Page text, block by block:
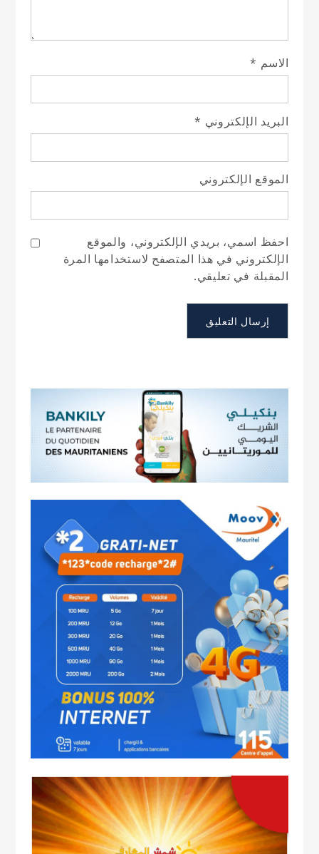
الاسم *
البريد الإلكتروني *
الموقع الإلكتروني
احفظ اسمي، بريدي الإلكتروني، والموقع
الإلكتروني في هذا المتصفح لاستخدامها المرة
المقبلة في تعليقي.